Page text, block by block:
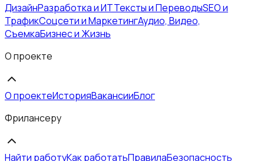
ДизайнРазработка и ИТТексты и ПереводыSEO и
ТрафикСоцсети и МаркетингАудио, Видео,
СъемкаБизнес и Жизнь
О проекте
О проектеИсторияВакансииБлог
Фрилансеру
Найти работуКак работатьПравилаБезопасность